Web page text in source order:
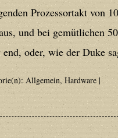
of dynamic
confidit/
of dynamic
confidit/
Prozessortakt von
und bei gemütlichen
oder, wie der Duke
Allgemein, Hardware |